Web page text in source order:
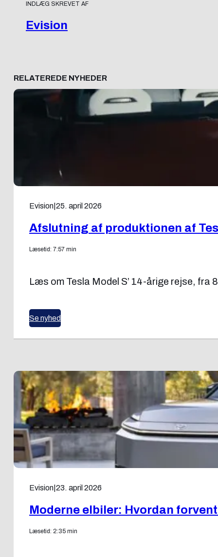
INDLÆG SKREVET AF
Evision
RELATEREDE NYHEDER
Evision 25. april 2026
Afslutning af produktionen af
Læsetid: 7:57 min
Læs om Tesla Model S’ 14-årige rejse,
Se nyhed
Evision 23. april 2026
Moderne elbiler: Hvordan
Læsetid: 2:35 min